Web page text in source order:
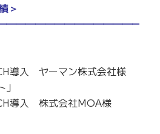
＞
導入 ヤーマン株式会社様
導入 株式会社MOA様